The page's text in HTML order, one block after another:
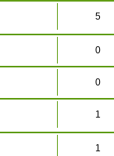
5
0
0
1
1